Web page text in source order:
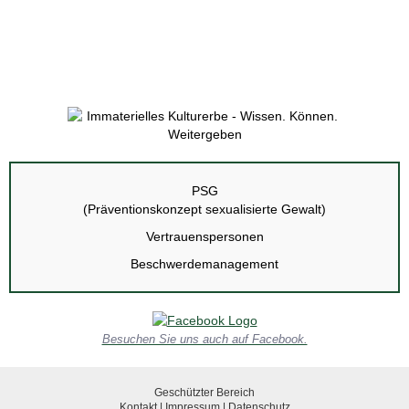
PSG
(Präventionskonzept sexualisierte Gewalt)
Vertrauenspersonen
Beschwerdemanagement
Besuchen Sie uns auch auf Facebook.
Geschützter Bereich